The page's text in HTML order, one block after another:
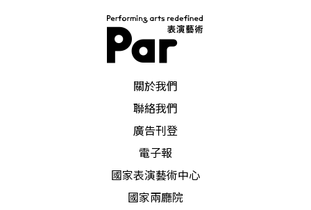
關於我們
聯絡我們
廣告刊登
電子報
國家表演藝術中心
國家兩廳院